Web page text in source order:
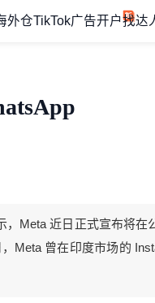
外仓TikTok广告开户找达
Meta 近日正式宣布将在
Meta 曾在印度市场的